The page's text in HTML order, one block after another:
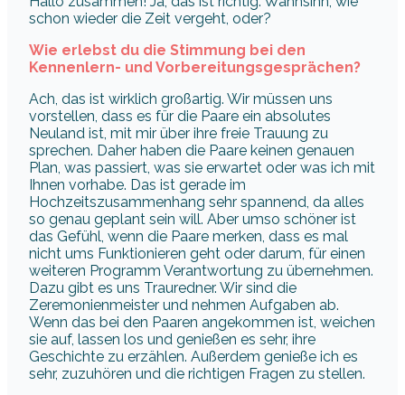
schon wieder die Zeit vergeht, oder?
Wie erlebst du die Stimmung bei den
Kennenlern- und Vorbereitungsgesprächen?
Ach, das ist wirklich großartig. Wir müssen uns
vorstellen, dass es für die Paare ein absolutes
Neuland ist, mit mir über ihre freie Trauung zu
sprechen. Daher haben die Paare keinen genauen
Plan, was passiert, was sie erwartet oder was ich mit
Ihnen vorhabe. Das ist gerade im
Hochzeitszusammenhang sehr spannend, da alles
so genau geplant sein will. Aber umso schöner ist
das Gefühl, wenn die Paare merken, dass es mal
nicht ums Funktionieren geht oder darum, für einen
weiteren Programm Verantwortung zu übernehmen.
Dazu gibt es uns Trauredner. Wir sind die
Zeremonienmeister und nehmen Aufgaben ab.
Wenn das bei den Paaren angekommen ist, weichen
sie auf, lassen los und genießen es sehr, ihre
Geschichte zu erzählen. Außerdem genieße ich es
sehr, zuzuhören und die richtigen Fragen zu stellen.